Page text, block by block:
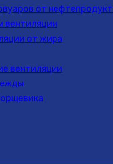
от
вентиляции
от жира
вентиляции